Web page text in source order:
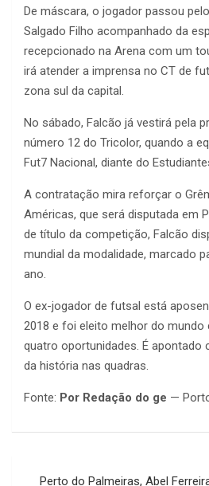
De máscara, o jogador passou
Salgado Filho acompanhado da
recepcionado na Arena com um
irá atender a imprensa no CT de
zona sul da capital.
No sábado, Falcão já vestirá pela
número 12 do Tricolor, quando a
Fut7 Nacional, diante do
A contratação mira reforçar o
Américas, que será disputada em
de título da competição, Falcão
mundial da modalidade, marcado
ano.
O ex-jogador de futsal está
2018 e foi eleito melhor do mundo
quatro oportunidades. É apontado
da história nas quadras.
Fonte: Por Redação do ge —
Perto do Palmeiras, Abel